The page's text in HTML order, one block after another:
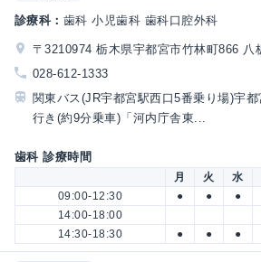
診療科： 歯科 小児歯科 歯科口腔外科
〒3210974 栃木県宇都宮市竹林町866 八
028-612-1333
関東バス(JR宇都宮駅西口5番乗り場)宇
行き(約9分乗車)「河内庁舎東...
歯科 診療時間
月 火 水
09:00-12:30
● ● ●
14:00-18:00
14:30-18:30
● ● ●